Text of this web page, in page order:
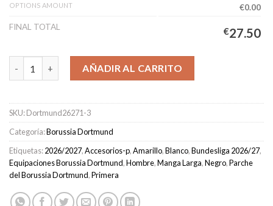
OPTIONS AMOUNT
€0.00
FINAL TOTAL
€27.50
Camiseta Borussia Dortmund Primera Equipación Hombre
AÑADIR AL CARRITO
SKU:Dortmund26271-3
Categoría:Borussia Dortmund
Etiquetas:2026/2027,Accesorios-p,Amarillo,Blanco,Bundesliga 2026/27,
Equipaciones Borussia Dortmund,Hombre,Manga Larga,Negro,Parche
del Borussia Dortmund,Primera